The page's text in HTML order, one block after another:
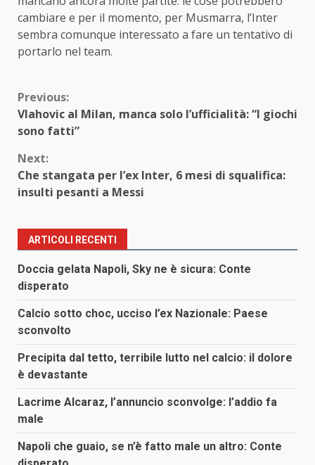
cambiare e per il momento, per Musmarra, l’Inter
sembra comunque interessato a fare un tentativo di
portarlo nel team.
Continue
Reading
Previous:
Vlahovic al Milan, manca solo l’ufficialità: “I giochi
sono fatti”
Next:
Che stangata per l’ex Inter, 6 mesi di squalifica:
insulti pesanti a Messi
ARTICOLI RECENTI
Doccia gelata Napoli, Sky ne è sicura: Conte
disperato
Calcio sotto choc, ucciso l’ex Nazionale: Paese
sconvolto
Precipita dal tetto, terribile lutto nel calcio: il dolore
è devastante
Lacrime Alcaraz, l’annuncio sconvolge: l’addio fa
male
Napoli che guaio, se n’è fatto male un altro: Conte